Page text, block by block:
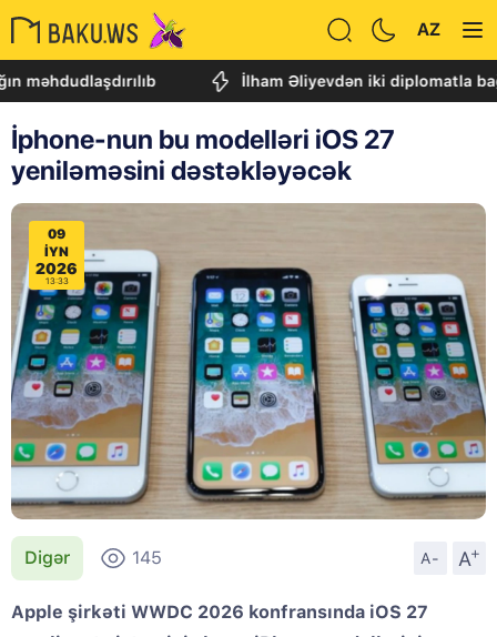
AZ
İlham Əliyevdən iki diplomatla bağlı
İphone-nun bu modelləri iOS 27
yeniləməsini dəstəkləyəcək
09
IYN
2026
13:33
Digər 145 A- A
+
Apple şirkəti WWDC 2026 konfransında iOS 27